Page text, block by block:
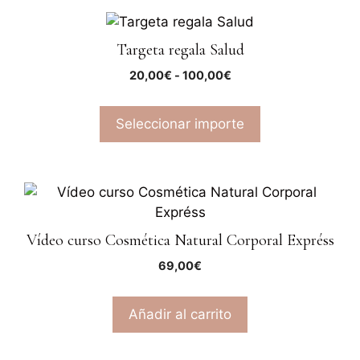
Targeta regala Salud
20,00€ - 100,00€
Seleccionar importe
Vídeo curso Cosmética Natural Corporal Expréss
69,00€
Añadir al carrito